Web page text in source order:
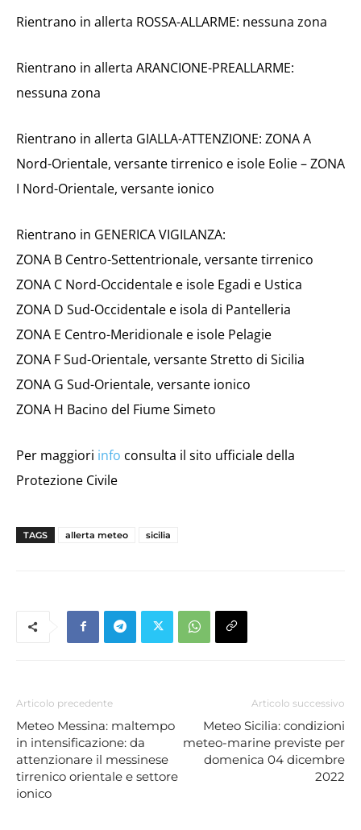
Rientrano in allerta ROSSA-ALLARME: nessuna zona
Rientrano in allerta ARANCIONE-PREALLARME:
nessuna zona
Rientrano in allerta GIALLA-ATTENZIONE: ZONA A
Nord-Orientale, versante tirrenico e isole Eolie – ZONA
I Nord-Orientale, versante ionico
Rientrano in GENERICA VIGILANZA:
ZONA B Centro-Settentrionale, versante tirrenico
ZONA C Nord-Occidentale e isole Egadi e Ustica
ZONA D Sud-Occidentale e isola di Pantelleria
ZONA E Centro-Meridionale e isole Pelagie
ZONA F Sud-Orientale, versante Stretto di Sicilia
ZONA G Sud-Orientale, versante ionico
ZONA H Bacino del Fiume Simeto
Per maggiori info consulta il sito ufficiale della
Protezione Civile
TAGS allerta meteo sicilia
Articolo precedente
Meteo Messina: maltempo
in intensificazione: da
attenzionare il messinese
tirrenico orientale e settore
ionico
Articolo successivo
Meteo Sicilia: condizioni
meteo-marine previste per
domenica 04 dicembre
2022